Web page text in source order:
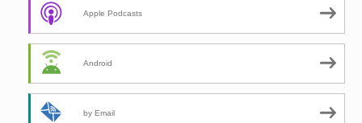
Apple Podcasts
Android
by Email